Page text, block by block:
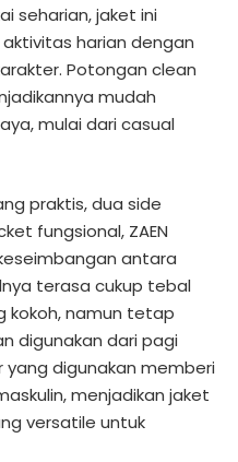
seharian, jaket ini
harian dengan
Potongan clean
mudah
mulai dari casual
praktis, dua side
fungsional, ZAEN
antara
terasa cukup tebal
kokoh, namun tetap
digunakan dari pagi
yang digunakan memberi
menjadikan jaket
versatile untuk